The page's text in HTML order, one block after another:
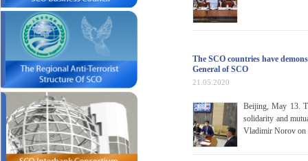
The SCO countries have
General of SCO
21.05.2020
Beijing, May 13.
solidarity and
Vladimir Norov on